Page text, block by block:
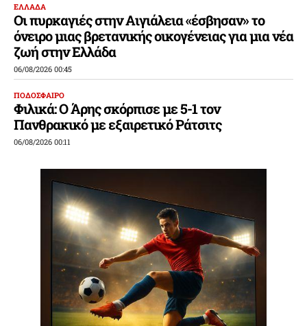
ΕΛΛΑΔΑ
Οι πυρκαγιές στην Αιγιάλεια «έσβησαν» το
όνειρο μιας βρετανικής οικογένειας για μια νέα
ζωή στην Ελλάδα
06/08/2026 00:45
ΠΟΔΟΣΦΑΙΡΟ
Φιλικά: Ο Άρης σκόρπισε με 5-1 τον
Πανθρακικό με εξαιρετικό Ράτσιτς
06/08/2026 00:11